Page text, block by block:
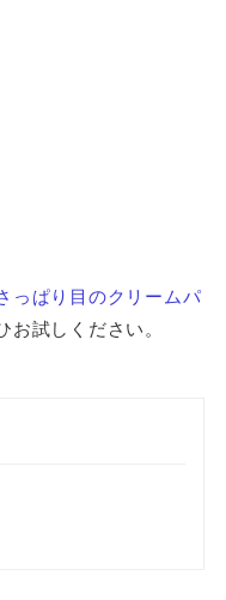
っぱり目のクリームパ
お試しください。